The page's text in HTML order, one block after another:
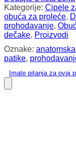
Kategorije: Cipele
obuća za proleće,
prohodavanje,
dečake, Proizvodi
Oznake:
patike,
Imate pitanja za ovaj